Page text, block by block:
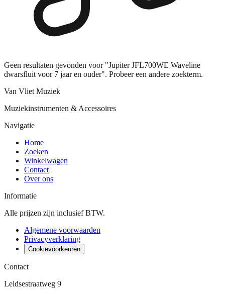
Geen resultaten gevonden voor "Jupiter JFL700WE Waveline
dwarsfluit voor 7 jaar en ouder". Probeer een andere zoekterm.
Van Vliet Muziek
Muziekinstrumenten & Accessoires
Navigatie
Home
Zoeken
Winkelwagen
Contact
Over ons
Informatie
Alle prijzen zijn inclusief BTW.
Algemene voorwaarden
Privacyverklaring
Cookievoorkeuren
Contact
Leidsestraatweg 9